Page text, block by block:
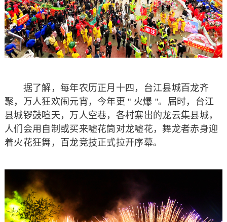
据了解，每年农历正月十四，台江县城百龙齐
聚，万人狂欢闹元宵，今年更 " 火爆 "。届时，台江
县城锣鼓喧天，万人空巷，各村寨出的龙云集县城，
人们会用自制或买来嘘花筒对龙嘘花，舞龙者赤身迎
着火花狂舞，百龙竞技正式拉开序幕。